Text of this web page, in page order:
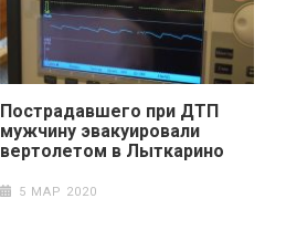
Пострадавшего при ДТП
мужчину эвакуировали
вертолетом в Лыткарино
5 МАР 2020